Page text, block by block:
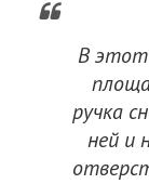
В этот
ручка
ней и